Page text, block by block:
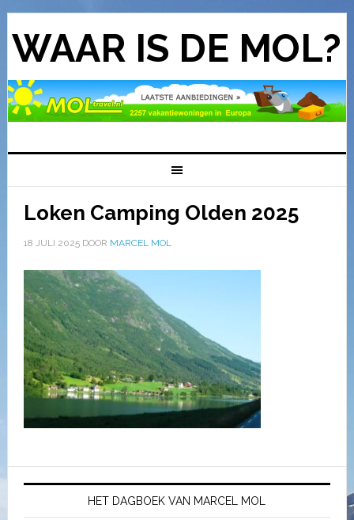
WAAR IS DE MOL?
Loken Camping Olden 2025
18 JULI 2025DOOR MARCEL MOL
HET DAGBOEK VAN MARCEL MOL